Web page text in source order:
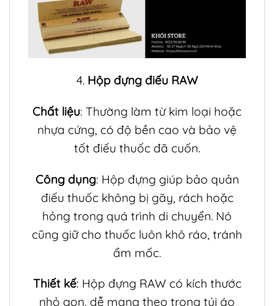
4. Hộp đựng điếu RAW
Chất liệu: Thường làm từ kim loại hoặc
nhựa cứng, có độ bền cao và bảo vệ
tốt điếu thuốc đã cuốn.
Công dụng: Hộp đựng giúp bảo quản
điếu thuốc không bị gãy, rách hoặc
hỏng trong quá trình di chuyển. Nó
cũng giữ cho thuốc luôn khô ráo, tránh
ẩm mốc.
Thiết kế: Hộp đựng RAW có kích thước
nhỏ gọn, dễ mang theo trong túi áo